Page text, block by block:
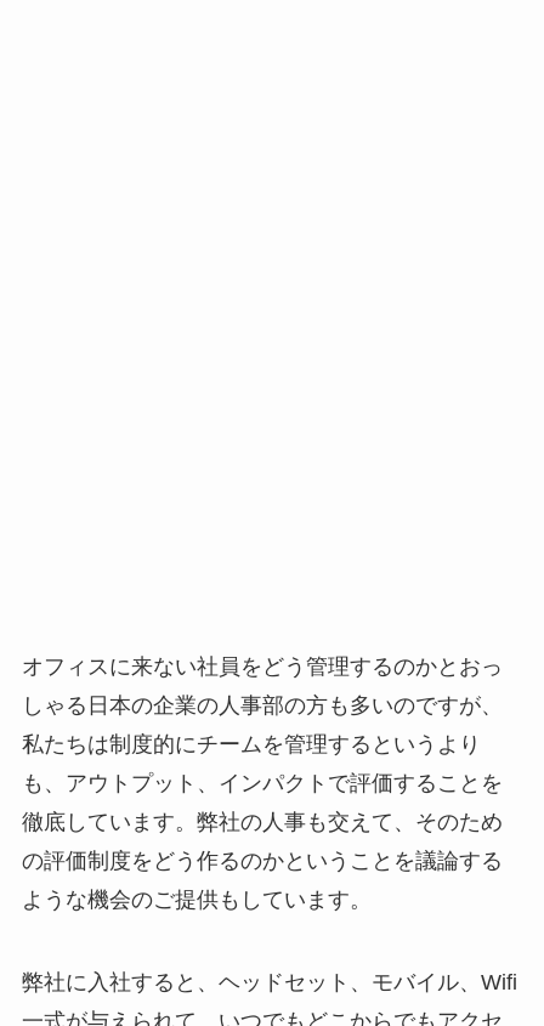
しゃる日本の企業の人事部の方も多いのですが、
私たちは制度的にチームを管理するというより
も、アウトプット、インパクトで評価することを
徹底しています。弊社の人事も交えて、そのため
の評価制度をどう作るのかということを議論する
ような機会のご提供もしています。
一式が与えられて、いつでもどこからでもアクセ
スできる環境が与えられます。基本ドキュメント